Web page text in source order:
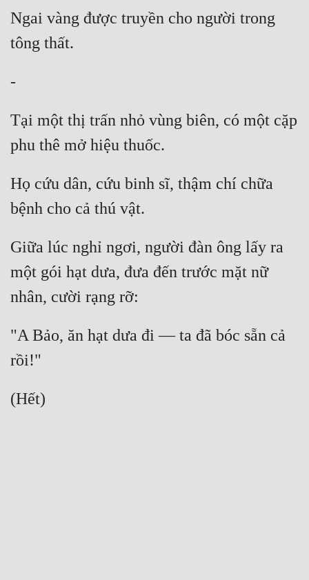
Ngai vàng được truyền cho người trong
tông thất.
-
Tại một thị trấn nhỏ vùng biên, có một cặp
phu thê mở hiệu thuốc.
Họ cứu dân, cứu binh sĩ, thậm chí chữa
bệnh cho cả thú vật.
Giữa lúc nghỉ ngơi, người đàn ông lấy ra
một gói hạt dưa, đưa đến trước mặt nữ
nhân, cười rạng rỡ:
"A Bảo, ăn hạt dưa đi — ta đã bóc sẵn cả
rồi!"
(Hết)